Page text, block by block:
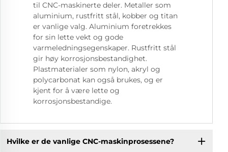
til CNC-maskinerte deler. Metaller som
aluminium, rustfritt stål, kobber og titan
er vanlige valg. Aluminium foretrekkes
for sin lette vekt og gode
varmeledningsegenskaper. Rustfritt stål
gir høy korrosjonsbestandighet.
Plastmaterialer som nylon, akryl og
polycarbonat kan også brukes, og er
kjent for å være lette og
korrosjonsbestandige.
Hvilke er de vanlige CNC-maskinprosessene?